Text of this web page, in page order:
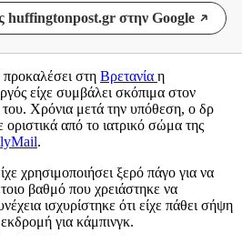
huffingtonpost.gr στην Google
προκαλέσει στη Βρετανία η
είχε συμβάλει σκόπιμα στον
Χρόνια μετά την υπόθεση, ο δρ
από το ιατρικό σώμα της
.
χρησιμοποιήσει ξερό πάγο για να
βαθμό που χρειάστηκε να
ισχυρίστηκε ότι είχε πάθει σήψη
για κάμπινγκ.